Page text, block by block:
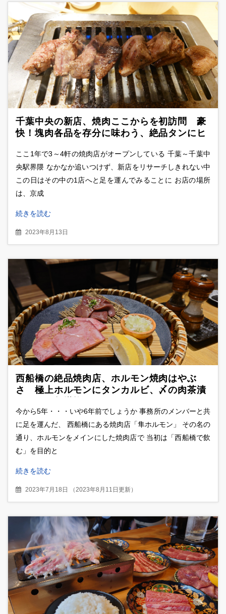
千葉中央の新店、焼肉ここからを初訪問 豪
快！塊肉各品を存分に味わう、絶品タンにヒ
ここ1年で3～4軒の焼肉店がオープンしている 千葉～千葉中
央駅界隈 なかなか追いつけず、新店をリサーチしきれない中
この日はその中の1店へと足を運んでみることに お店の場所
は、京成
続きを読む
2023年8月13日
西船橋の絶品焼肉店、ホルモン焼肉はやぶ
さ 極上ホルモンにタンカルビ、〆の肉茶漬
今から5年・・・いや6年前でしょうか 事務所のメンバーと共
に足を運んだ、 西船橋にある焼肉店「隼ホルモン」 その名の
通り、ホルモンをメインにした焼肉店で 当初は「西船橋で飲
む」を目的と
続きを読む
2023年7月18日 （ 2023年8月11日更新）